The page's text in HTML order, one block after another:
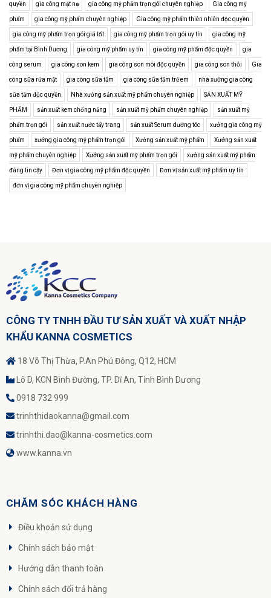
quyền gia công mặt nạ gia công mỹ phảm trọn gói chuyên nghiệp Gia công mỹ
phẩm gia công mỹ phẩm chuyên nghiệp Gia công mỹ phẩm thiên nhiên độc quyền
gia công mỹ phẩm trọn gói giá tốt gia công mỹ phẩm trọn gói uy tín gia công mỹ
phẩm tại Bình Dương gia công mỹ phẩm uy tín gia công mỹ phẩm độc quyền gia
công serum gia công son kem gia công son môi độc quyền gia công son thỏi Gia
công sữa rửa mặt gia công sữa tắm gia công sữa tắm trẻ em nhà xưởng gia công
sữa tắm độc quyền Nhà xưởng sản xuất mỹ phẩm chuyên nghiệp SẢN XUẤT MỸ
PHẨM sản xuất kem chống nắng sản xuất mỹ phẩm chuyên nghiệp sản xuất mỹ
phẩm trọn gói sản xuất nước tẩy trang sản xuất Serum dưỡng tóc xưởng gia công mỹ
phẩm xưởng gia công mỹ phẩm trọn gói Xưởng sản xuất mỹ phẩm Xưởng sản xuất
mỹ phẩm chuyên nghiệp Xưởng sản xuất mỹ phẩm trọn gói xưởng sản xuất mỹ phẩm
đáng tin cậy Đơn vị gia công mỹ phẩm độc quyền Đơn vị sản xuất mỹ phẩm uy tín
đơn vị gia công mỹ phẩm chuyên nghiệp
CÔNG TY TNHH ĐẦU TƯ SẢN XUẤT VÀ XUẤT NHẬP
KHẨU KANNA COSMETICS
18 Võ Thị Thừa, P.An Phú Đông, Q12, HCM
Lô D, KCN Bình Đường, TP. Dĩ An, Tỉnh Bình Dương
0918 732 999
trinhthidaokanna@gmail.com
trinhthi.dao@kanna-cosmetics.com
www.kanna.vn
CHĂM SÓC KHÁCH HÀNG
Điều khoản sử dụng
Chính sách bảo mật
Hướng dẫn thanh toán
Chính sách đổi trả hàng